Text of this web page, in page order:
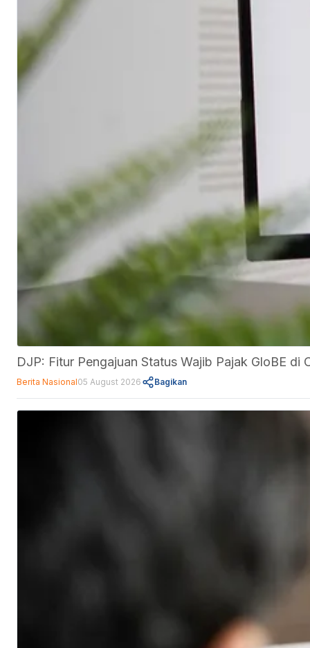
DJP: Fitur Pengajuan Status Wajib Pajak GloBE di
Berita Nasional05 August 2026 Bagikan